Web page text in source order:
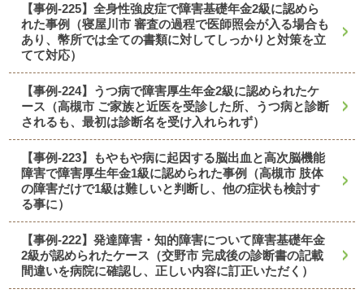
【事例-225】全身性強皮症で障害基礎年金2級に認めら
れた事例（寝屋川市 審査の過程で医師照会が入る場合も
あり、幣所では全ての書類に対してしっかりと対策を立
てて対応）
【事例-224】うつ病で障害厚生年金2級に認められたケ
ース（高槻市 ご家族と近医を受診した所、うつ病と診断
されるも、最初は診断名を受け入れられず）
【事例-223】もやもや病に起因する脳出血と高次脳機能
障害で障害厚生年金1級に認められた事例（高槻市 肢体
の障害だけで1級は難しいと判断し、他の症状も検討す
る事に）
【事例-222】発達障害・知的障害について障害基礎年金
2級が認められたケース（交野市 完成後の診断書の記載
間違いを病院に確認し、正しい内容に訂正いただく）